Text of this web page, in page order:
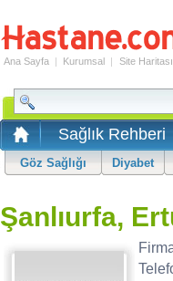
Ana Sayfa | Kurumsal | Site Haritası
Sağlık Rehberi
Göz Sağlığı Diyabet
Şanlıurfa,